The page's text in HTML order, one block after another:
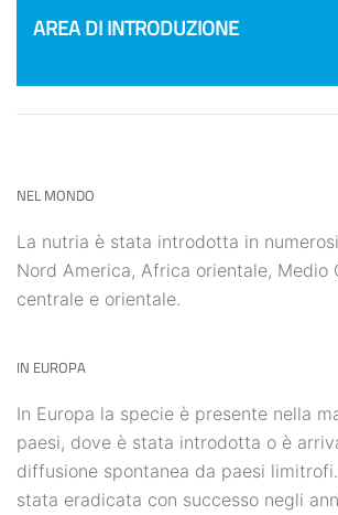
AREA DI INTRODUZIONE
NEL MONDO
La nutria è stata introdotta in
Nord America, Africa orientale, Medio
centrale e orientale.
IN EUROPA
In Europa la specie è presente nella
paesi, dove è stata introdotta o è
diffusione spontanea da paesi
stata eradicata con successo negli